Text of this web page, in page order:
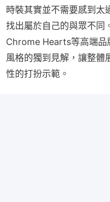
時裝其實並不需要感到太
找出屬於自己的與眾不同
Chrome Hearts等高端品
風格的獨到見解，讓整體
性的打扮示範。